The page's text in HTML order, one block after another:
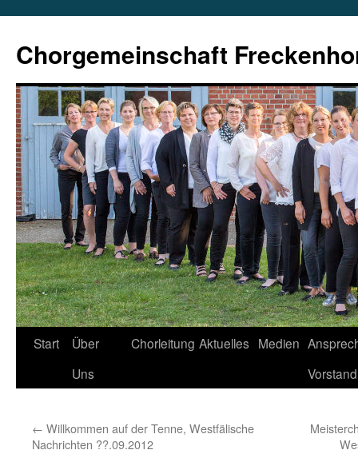
springen
Chorgemeinschaft
Start
Über
Uns
Chorleitung Aktuelles Medien
Vorstand
← Willkommen auf der Tenne, Westfälische
Nachrichten ??.09.2012